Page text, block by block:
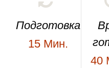
Подготовка
15 Мин.
40